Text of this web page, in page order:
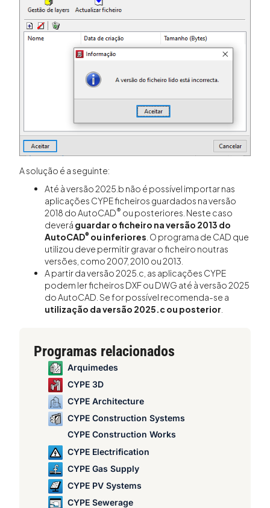
A solução é a seguinte:
Até à versão 2025.b não é possível importar nas
aplicações CYPE ficheiros guardados na versão
2018 do AutoCAD® ou posteriores. Neste caso
deverá guardar o ficheiro na versão 2013 do
AutoCAD® ou inferiores . O programa de CAD que
utilizou deve permitir gravar o ficheiro noutras
versões, como 2007, 2010 ou 2013.
A partir da versão 2025.c, as aplicações CYPE
podem ler ficheiros DXF ou DWG até à versão 2025
do AutoCAD. Se for possível recomenda-se a
utilização da versão 2025.c ou posterior
Programas relacionados
Arquimedes
CYPE 3D
CYPE Architecture
CYPE Construction Systems
CYPE Construction Works
CYPE Electrification
CYPE Gas Supply
CYPE PV Systems
CYPE Sewerage